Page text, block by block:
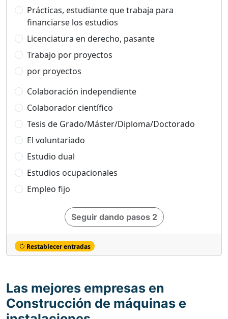
Prácticas, estudiante que trabaja para
financiarse los estudios
Licenciatura en derecho, pasante
Trabajo por proyectos
por proyectos
Colaboración independiente
Colaborador científico
Tesis de Grado/Máster/Diploma/Doctorado
El voluntariado
Estudio dual
Estudios ocupacionales
Empleo fijo
Seguir dando pasos 2
Restablecer entradas
Las mejores empresas en
Construcción de máquinas e